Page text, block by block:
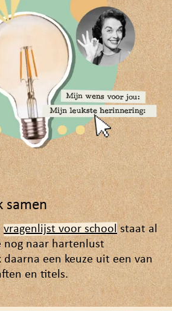
samen
vragenlijst voor school staat al
nog naar hartenlust
daarna een keuze uit een van
en titels.